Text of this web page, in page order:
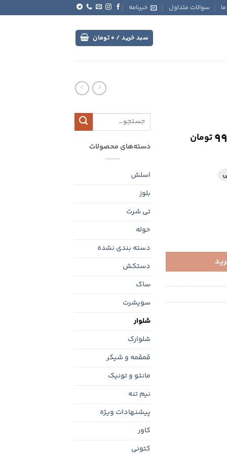
سوالات متداول خبرنامه
سبد خرید / 0 تومان
تومان
998,000 تومان
جستجو
برای:
دسته‌های محصولات
اسلش
بلوز
تی شرت
حوله
دسته بندی نشده
دستکش
ساک
سویشرت
شلوار
شلوارک
قمقمه و شیکر
مانتو و تونیک
نیم تنه
پیشنهادات ویژه
کاور
کتونی